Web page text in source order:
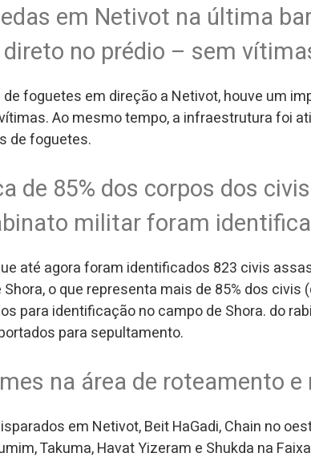
em Netivot na última
no prédio – sem
foguetes em direção a Netivot, houve um
Ao mesmo tempo, a infraestrutura foi
de foguetes.
de 85% dos corpos dos
militar foram
até agora foram identificados 823 civis
o que representa mais de 85% dos
para identificação no campo de Shora. do
para sepultamento.
na área de roteamento e
em Netivot, Beit HaGadi, Chain no
Takuma, Havat Yizeram e Shukda na